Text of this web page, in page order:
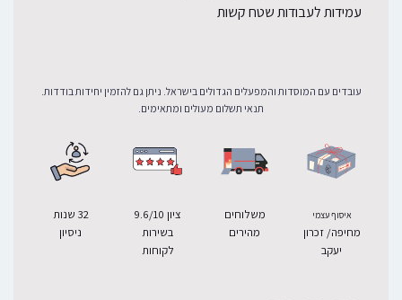
עמידות לעבודות שטח קשות
עובדים עם המוסדות והמפעלים הגדולים בישראל. ניתן גם להזמין יחידות בודדות.
תנאי תשלום מעולים ומתאימים.
איסוף עצמי
מחיפה/ זכרון
יעקב
משלוחים
מהירים
ציון 9.6/10
בשירות
לקוחות
32 שנות
ניסיון